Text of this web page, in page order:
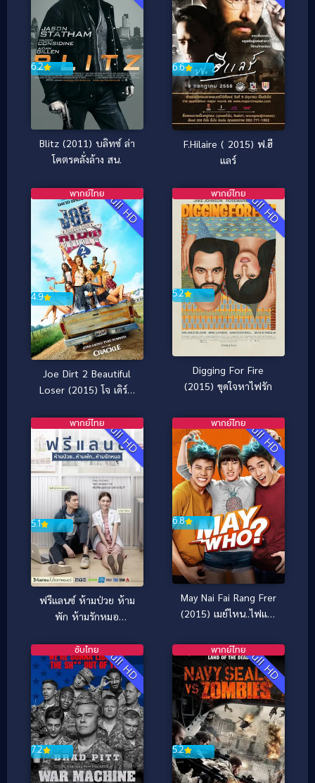
6.2
Blitz (2011) บลิทซ์ ล่า
โคตรคลั่งล้าง สน.
6.6
F.Hilaire ( 2015) ฟ.ฮี
แลร์
Full HD
4.9
พากย์ไทย
Joe Dirt 2 Beautiful
Loser (2015) โจ เดิร์ท
Full HD
5.2
พากย์ไทย
Digging For Fire
(2015) ขุดใจหาไฟรัก
Full HD
5.1
พากย์ไทย
ฟรีแลนซ์ ห้ามป่วย ห้าม
พัก ห้ามรักหมอ
Full HD
6.8
พากย์ไทย
May Nai Fai Rang Frer
(2015) เมย์ไหน..ไฟแรง
Full HD
7.2
ซับไทย Full HD
5.2
พากย์ไทย